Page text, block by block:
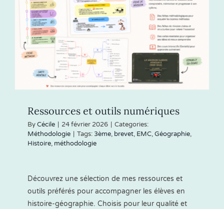
Ressources et outils numériques
ByCécile 24 février 2026
Categories:
Méthodologie
Tags: 3ème, brevet, EMC,Géographie,
Histoire, méthodologie
Découvrez une sélection de mes ressources et
outils préférés pour accompagner les élèves en
histoire-géographie. Choisis pour leur qualité et